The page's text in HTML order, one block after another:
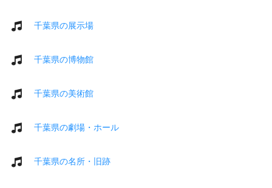
千葉県の展示場
千葉県の博物館
千葉県の美術館
千葉県の劇場・ホール
千葉県の名所・旧跡